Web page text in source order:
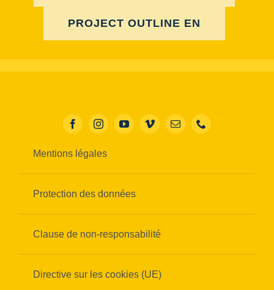
PROJECT OUTLINE EN
Mentions légales
Protection des données
Clause de non-responsabilité
Directive sur les cookies (UE)